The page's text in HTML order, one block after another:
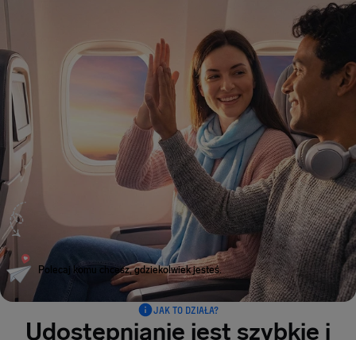
Polecaj komu chcesz, gdziekolwiek jesteś.
JAK TO DZIAŁA?
Udostępnianie jest szybkie i